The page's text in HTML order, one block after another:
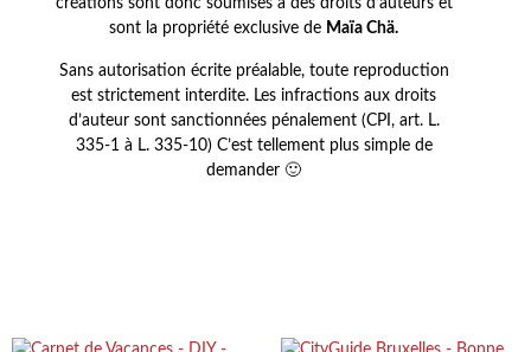
créations sont donc soumises à des droits d’auteurs et
sont la propriété exclusive de Maïa Chä.
Sans autorisation écrite préalable, toute reproduction
est strictement interdite. Les infractions aux droits
d’auteur sont sanctionnées pénalement (CPI, art. L.
335-1 à L. 335-10) C’est tellement plus simple de
demander 🙂